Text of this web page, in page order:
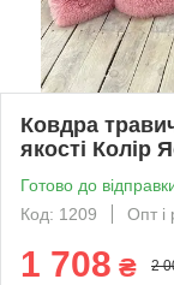
Ковдра
якості Колір
Готово до
Код: 1209
Опт і
1 708 ₴ 2